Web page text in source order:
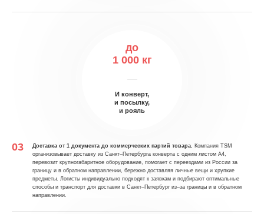
до
1 000 кг
И конверт,
и посылку,
и рояль
Доставка от 1 документа до коммерческих партий товара. Компания TSM
организовывает доставку из Санкт–Петербурга конверта с одним листом А4,
перевозит крупногабаритное оборудование, помогает с переездами из России за
границу и в обратном направлении, бережно доставляя личные вещи и хрупкие
предметы. Логисты индивидуально подходят к заявкам и подбирают оптимальные
способы и транспорт для доставки в Санкт–Петербург из–за границы и в обратном
направлении.